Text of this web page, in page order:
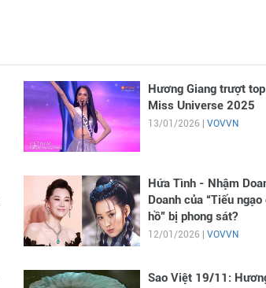
Hương Giang trượt
Miss Universe 2025
13/01/2026 | VOVVN
Hứa Tình - Nhậm
Doanh của “Tiếu ngạo
hồ” bị phong sát?
12/01/2026 | VOVVN
Sao Việt 19/11: